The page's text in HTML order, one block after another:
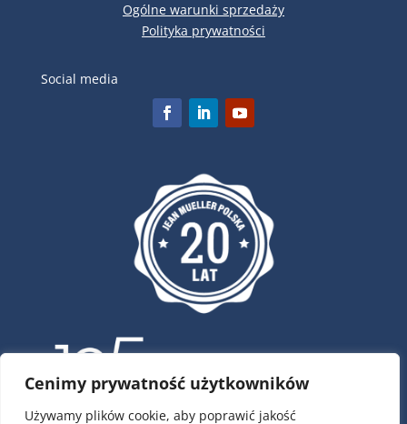
Cenimy prywatność użytkowników
Używamy plików cookie, aby poprawić jakość
Ogólne warunki sprzedaży
Polityka prywatności
Social media